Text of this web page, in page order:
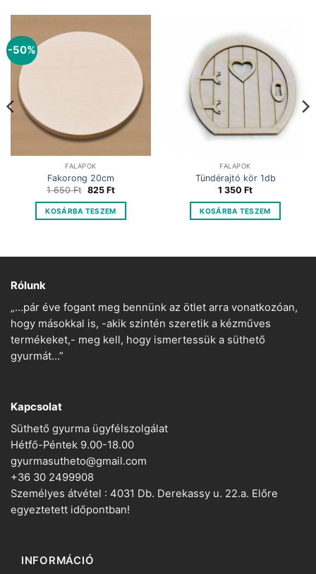
-50%
FALAPOK
Fakorong 20cm
1 650Ft Original
was:
1
650 Ft.
825 FtCurrent
is:
825 Ft.
KOSÁRBA TESZEM
FALAPOK
Tündérajtó kör 1db
1 350 Ft
KOSÁRBA TESZEM
Rólunk
„…pár éve fogant meg bennünk az ötlet arra vonatkozóan,
hogy másokkal is, -akik szintén szeretik a kézműves
termékeket,- meg kell, hogy ismertessük a süthető
gyurmát…”
Kapcsolat
Süthető gyurma ügyfélszolgálat
Hétfő-Péntek 9.00-18.00
gyurmasutheto@gmail.com
+36 30 2499908
Személyes átvétel : 4031 Db. Derekassy u. 22.a. Előre
egyeztetett időpontban!
INFORMÁCIÓ